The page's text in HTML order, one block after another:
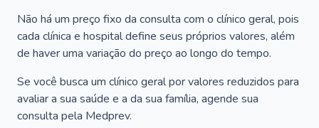
Não há um preço fixo da consulta com o clínico geral, pois
cada clínica e hospital define seus próprios valores, além
de haver uma variação do preço ao longo do tempo.
Se você busca um clínico geral por valores reduzidos para
avaliar a sua saúde e a da sua família, agende sua
consulta pela Medprev.